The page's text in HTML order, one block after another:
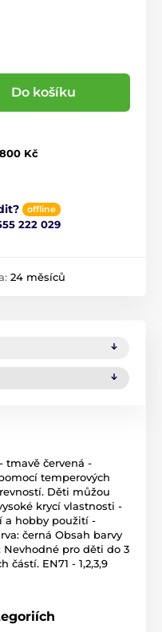
Do košíku
Kč
offline
222 029
24 měsíců
tmavě červená -
temperových
Děti můžou
krycí vlastnosti -
a hobby použití -
černá Obsah barvy
Nevhodné pro děti do 3
EN71 - 1,2,3,9